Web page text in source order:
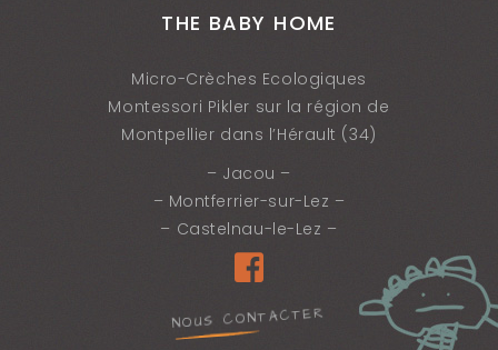
THE BABY HOME
Micro-Crèches Ecologiques
Montessori Pikler sur la région de
Montpellier dans l’Hérault (34)
– Jacou –
– Montferrier-sur-Lez –
– Castelnau-le-Lez –
NOUS CONTACTER